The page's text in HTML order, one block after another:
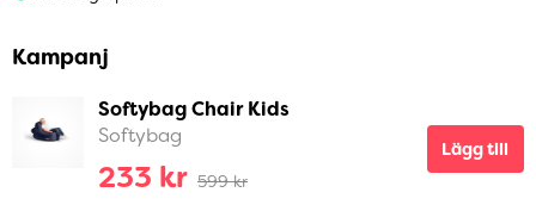
Kampanj
Softybag Chair Kids
Softybag
233 kr 599 kr
Lägg till